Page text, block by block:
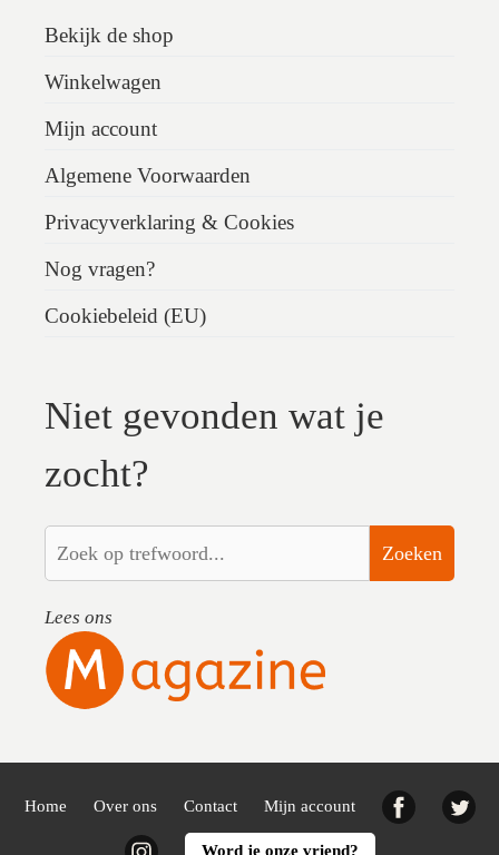
Bekijk de shop
Winkelwagen
Mijn account
Algemene Voorwaarden
Privacyverklaring & Cookies
Nog vragen?
Cookiebeleid (EU)
Niet gevonden wat je
zocht?
Zoeken
Lees ons
Home Over ons Contact Mijn account Facebook
InstagramWord je onze vriend?